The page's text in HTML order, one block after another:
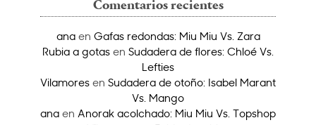
Comentarios recientes
anaen Gafas redondas: Miu Miu Vs. Zara
Rubia a gotas en Sudadera de flores: Chloé Vs.
Lefties
Vilamores en Sudadera de otoño: Isabel Marant
Vs. Mango
ana en Anorak acolchado: Miu Miu Vs. Topshop